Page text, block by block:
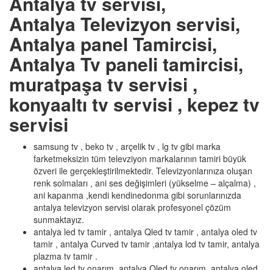
Antalya Televizyon servisi,
Antalya panel Tamircisi,
Antalya Tv paneli tamircisi,
muratpaşa tv servisi ,
konyaaltı tv servisi , kepez tv
servisi
samsung tv , beko tv , arçelik tv , lg tv gibi marka
farketmeksizin tüm televziyon markalarının tamiri büyük
özveri ile gerçekleştirilmektedir. Televizyonlarınıza oluşan
renk solmaları , ani ses değişimleri (yükselme – alçalma) ,
ani kapanma ,kendi kendinedonma gibi sorunlarınızda
antalya televizyon servisi olarak profesyonel çözüm
sunmaktayız.
antalya led tv tamir , antalya Qled tv tamir , antalya oled tv
tamir , antalya Curved tv tamir ,antalya lcd tv tamir, antalya
plazma tv tamir .